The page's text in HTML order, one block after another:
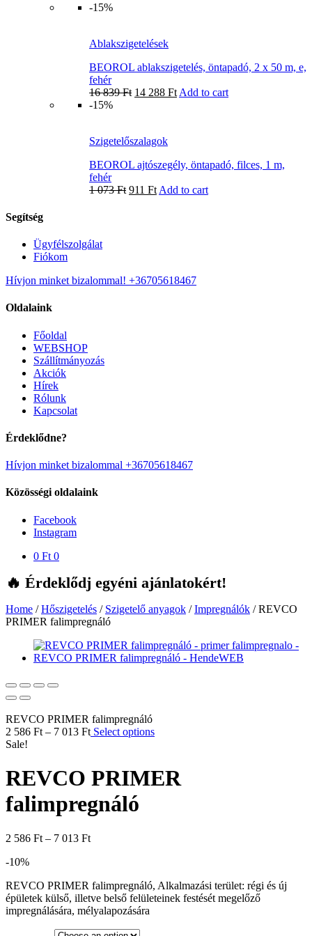
-15%
Ablakszigetelések
BEOROL ablakszigetelés, öntapadó, 2 x 50 m, e,
fehér
16 839Ft 14 288 Ft Add to cart
-15%
Szigetelőszalagok
BEOROL ajtószegély, öntapadó, filces, 1 m,
fehér
1 073Ft 911 Ft Add to cart
Segítség
Ügyfélszolgálat
Fiókom
Hívjon minket bizalommal! +36705618467
Oldalaink
Főoldal
WEBSHOP
Szállítmányozás
Akciók
Hírek
Rólunk
Kapcsolat
Érdeklődne?
Hívjon minket bizalommal +36705618467
Közösségi oldalaink
Facebook
Instagram
0 Ft 0
🔥 Érdeklődj egyéni ajánlatokért!
Home /Hőszigetelés / Szigetelő anyagok /Impregnálók /REVCO
PRIMER falimpregnáló
REVCO PRIMER falimpregnáló
2 586 Ft – 7 013 Ft Select options
Sale!
REVCO PRIMER
falimpregnáló
2 586 Ft – 7 013 Ft
-10%
REVCO PRIMER falimpregnáló, Alkalmazási terület: régi és új
épületek külső, illetve belső felületeinek festését megelőző
impregnálására, mélyalapozására